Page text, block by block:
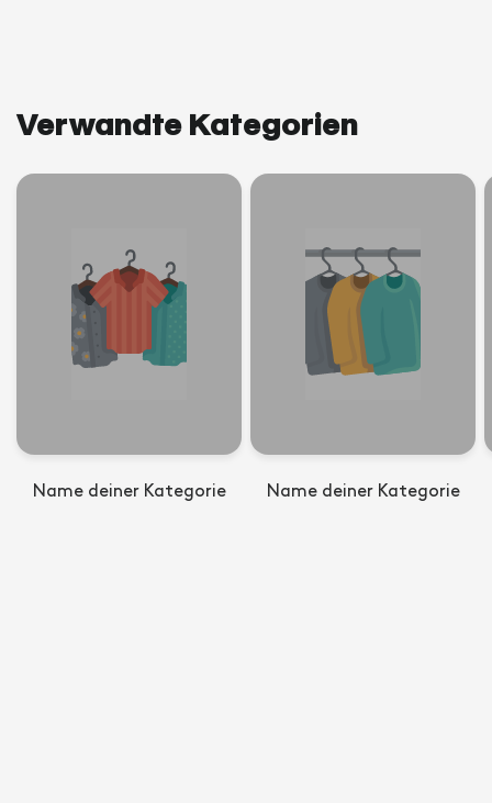
Verwandte Kategorien
Name deiner Kategorie Name deiner Kategorie